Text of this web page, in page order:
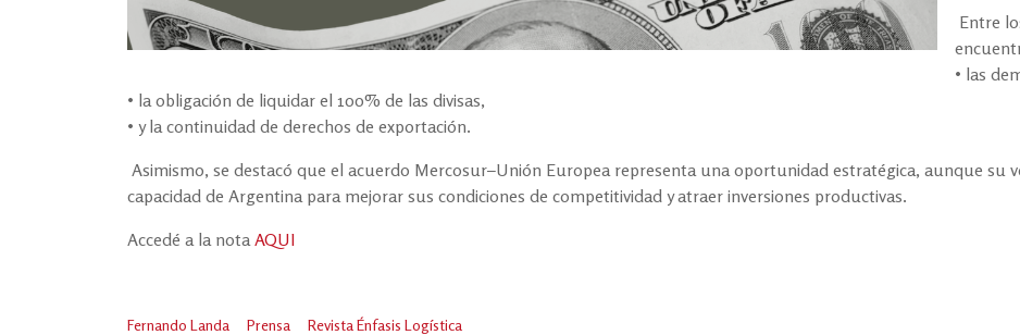
Entre
• las
• la obligación de liquidar el 100% de las divisas,
• y la continuidad de derechos de exportación.
Asimismo, se destacó que el acuerdo Mercosur–Unión Europea representa una oportunidad estratégica, aunque su
capacidad de Argentina para mejorar sus condiciones de competitividad y atraer inversiones productivas.
Accedé a la notaAQUI
Fernando Landa Prensa Revista Énfasis Logística